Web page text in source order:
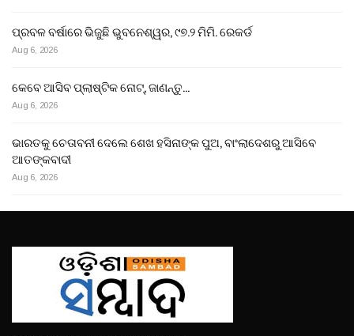
ପ୍ରବଳ ବର୍ଷାରେ ଭିଜୁଛି ଭୁବନେଶ୍ୱର, ୯୭.୨ ମିମି. ରେକର୍ଡ
Aug 6, 2026
କେବେ ଆସିବ ପ୍ଲାଷ୍ଟିକ ନୋଟ୍, ଜାଣନ୍ତୁ…
Aug 6, 2026
ଭାରତକୁ ଚେତାବନୀ ଦେଲେ ଶେଖ ହସିନାଙ୍କ ପୁଅ, ବାଂଲାଦେଶରୁ ଆସିବେ
ଆତଙ୍କବାଦୀ
Aug 6, 2026